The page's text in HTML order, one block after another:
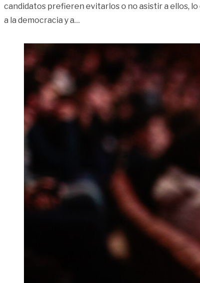
candidatos prefieren evitarlos o no asistir a ellos,
a la democracia y a…